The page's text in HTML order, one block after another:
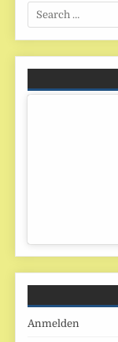
Search
for:
Anmelden